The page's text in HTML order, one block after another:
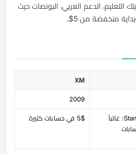
التعليم، الدعم العربي، البونصات حيث
XM
2009
10$ Standard؛ غالباً
5$ في حسابات كثيرة